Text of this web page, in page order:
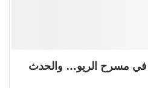
في مسرح الريو… والحدث